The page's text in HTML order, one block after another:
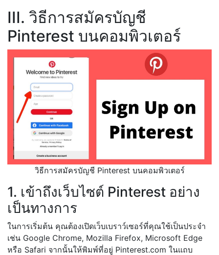
III. วิธีการสมัครบัญชี
Pinterest บนคอมพิวเตอร์
วิธีการสมัครบัญชี Pinterest บนคอมพิวเตอร์
1. เข้าถึงเว็บไซต์ Pinterest อย่าง
เป็นทางการ
ในการเริ่มต้น คุณต้องเปิดเว็บเบราว์เซอร์ที่คุณใช้เป็นประจำ
เช่น Google Chrome, Mozilla Firefox, Microsoft Edge
หรือ Safari จากนั้นให้พิมพ์ที่อยู่ Pinterest.com ในแถบ